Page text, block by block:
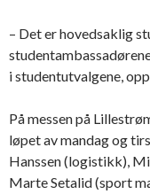
– Det er hovedsaklig
i studentutvalgene,
På messen på
løpet av mandag og
Hanssen (logistikk),
Marte Setalid (sport